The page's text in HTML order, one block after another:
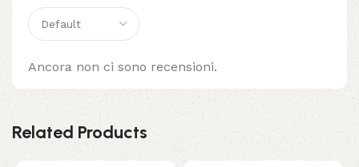
Ancora non ci sono recensioni.
Related Products